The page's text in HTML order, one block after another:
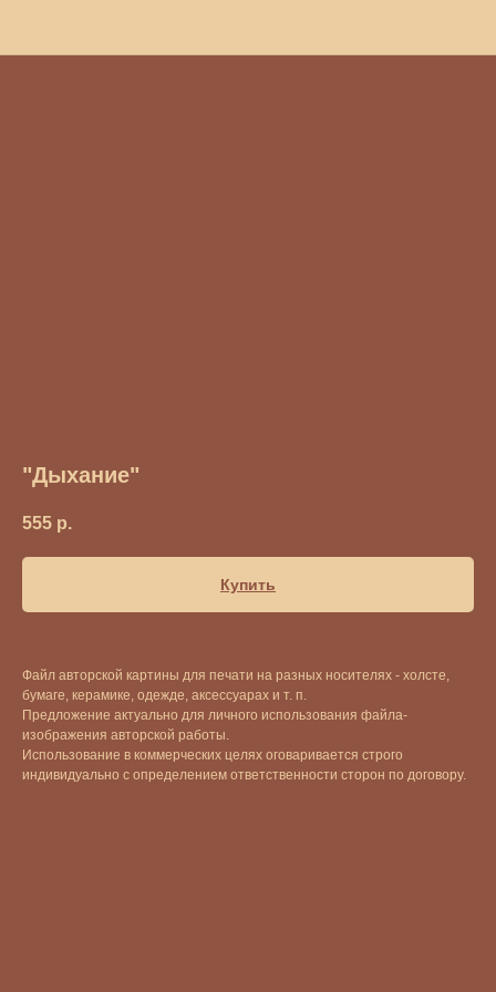
"Дыхание"
555 р.
Купить
Файл авторской картины для печати на разных носителях - холсте,
бумаге, керамике, одежде, аксессуарах и т. п.
Предложение актуально для личного использования файла-
изображения авторской работы.
Использование в коммерческих целях оговаривается строго
индивидуально с определением ответственности сторон по договору.